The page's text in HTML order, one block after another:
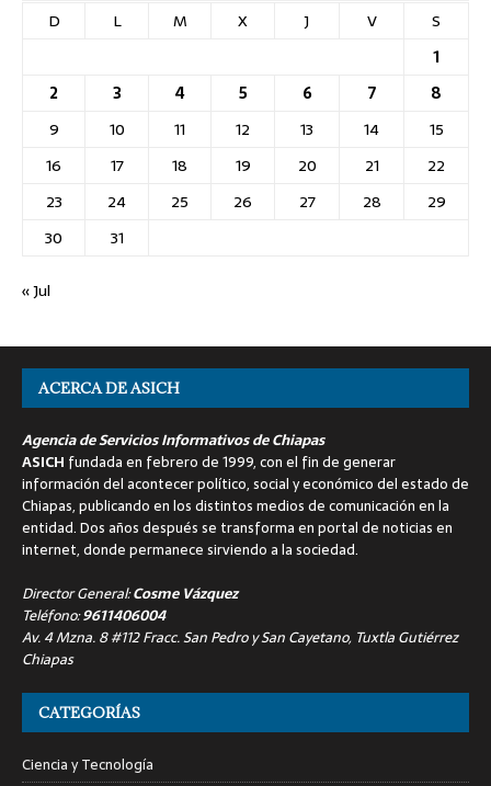
D
L M X J V
S
1
2
3 4 5 6 7
8
9
10 11 12 13 14
15
16
17 18 19 20 21
22
23
24 25 26 27 28
29
30
31
« Jul
ACERCA DE ASICH
Agencia de Servicios Informativos de Chiapas
ASICH fundada en febrero de 1999, con el fin de generar
información del acontecer político, social y económico del estado de
Chiapas, publicando en los distintos medios de comunicación en la
entidad. Dos años después se transforma en portal de noticias en
internet, donde permanece sirviendo a la sociedad.
Director General:Cosme Vázquez
Teléfono:9611406004
Av. 4 Mzna. 8 #112 Fracc. San Pedro y San Cayetano, Tuxtla Gutiérrez
Chiapas
CATEGORÍAS
Ciencia y Tecnología